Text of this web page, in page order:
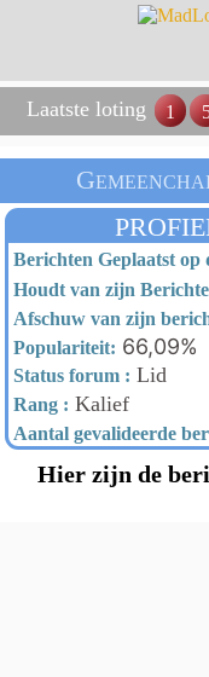
Laatste loting 1
Berichten Geplaatst op
Houdt van zijn
Afschuw van zijn
Populariteit: 66,09%
Status forum : Lid
Rang : Kalief
Aantal gevalideerde
Hier zijn de